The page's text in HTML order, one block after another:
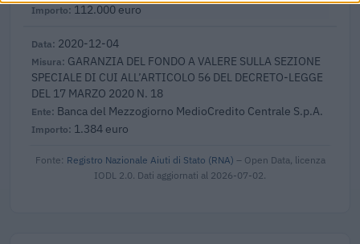
112.000 euro
2020-12-04
GARANZIA DEL FONDO A VALERE SULLA SEZIONE
SPECIALE DI CUI ALL’ARTICOLO 56 DEL DECRETO-LEGGE
DEL 17 MARZO 2020 N. 18
Banca del Mezzogiorno MedioCredito Centrale S.p.A.
1.384 euro
Fonte: Registro Nazionale Aiuti di Stato (RNA) – Open Data, licenza
IODL 2.0. Dati aggiornati al 2026-07-02.